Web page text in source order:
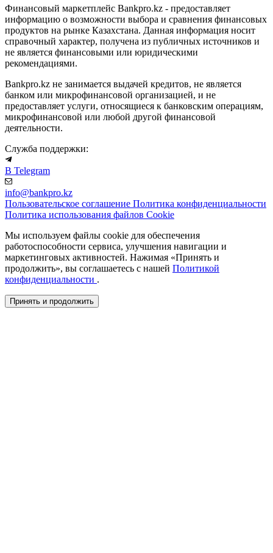
Финансовый маркетплейс Bankpro.kz - предоставляет
информацию о возможности выбора и сравнения финансовых
продуктов на рынке Казахстана. Данная информация носит
справочный характер, получена из публичных источников и
не является финансовыми или юридическими
рекомендациями.
Bankpro.kz не занимается выдачей кредитов, не является
банком или микрофинансовой организацией, и не
предоставляет услуги, относящиеся к банковским операциям,
микрофинансовой или любой другой финансовой
деятельности.
Служба поддержки:
В Telegram
info@bankpro.kz
Пользовательское соглашение Политика конфиденциальности
Политика использования файлов Cookie
Мы используем файлы cookie для обеспечения
работоспособности сервиса, улучшения навигации и
маркетинговых активностей. Нажимая «Принять и
продолжить», вы соглашаетесь с нашей Политикой
конфиденциальности .
Принять и продолжить